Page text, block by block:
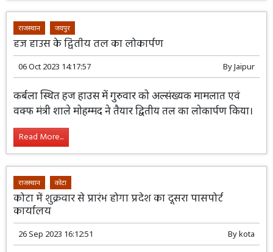
राजस्थान जयपुर
हज हाउस के द्वितीय तल का लोकार्पण
06 Oct 2023 14:17:57 ByJaipur
कर्बला स्थित हज हाउस में गुरुवार को अल्संख्यक
मामलात एवं वक्फ मंत्री शाले मोहम्मद ने तैयार
Read More...
राजस्थान कोटा
कोटा में शुक्रवार से प्रारंभ होगा प्रदेश का दूसरा पासपोर्ट
कार्यालय
26 Sep 2023 16:12:51 Bykota